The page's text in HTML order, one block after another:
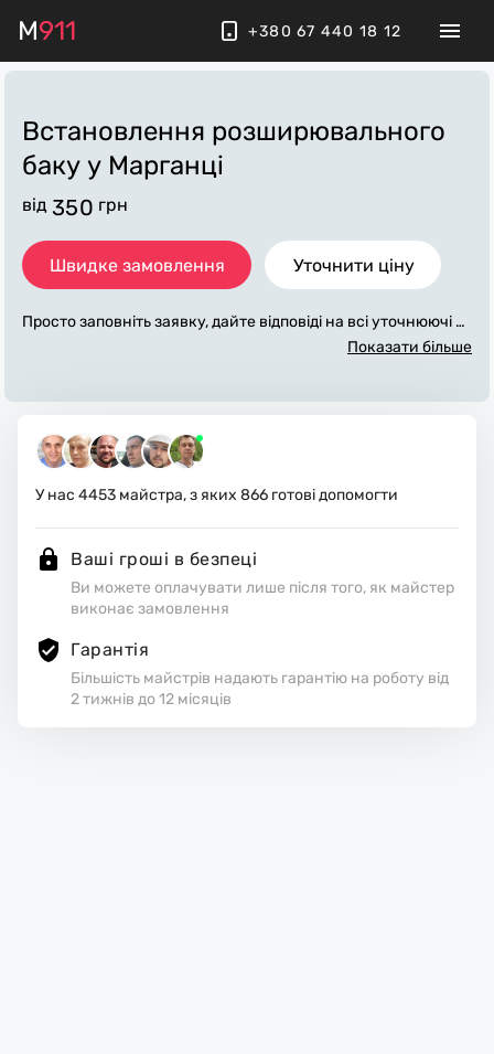
M911 +380 67 440 18 12
Встановлення розширювального
баку у Марганці
від 350 грн
Швидке замовлення Уточнити ціну
Просто заповніть заявку, дайте відповіді на всі уточнюючі за
питання по «встановлення розширювального баку». Ми з
трібні матеріали. Виконавці стежать за чистотою та прибир
ають робоче місце.
Показати більше
У нас 4453 майстра, з яких 866 готові допомогти
Ваші гроші в безпеці
Ви можете оплачувати лише після того, як майстер
виконає замовлення
Гарантія
Більшість майстрів надають гарантію на роботу від
2 тижнів до 12 місяців